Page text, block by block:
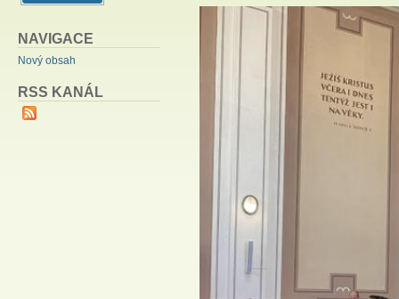
NAVIGACE
Nový obsah
RSS KANÁL